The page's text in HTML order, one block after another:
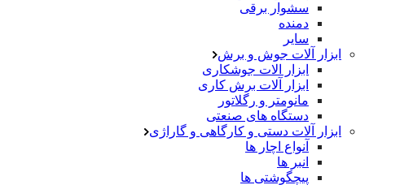
سشوار برقی
دمنده
سایر
ابزار آلات جوش و برش
ابزار الات جوشکاری
ابزار آلات برش کاری
مانومتر و رگلاتور
دستگاه های صنعتی
ابزار آلات دستی و کارگاهی و گاراژی
آنواع اچار ها
انبر ها
پیچگوشتی ها